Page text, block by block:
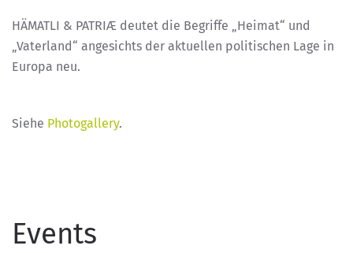
HÄMATLI & PATRIÆ deutet die Begriffe „Heimat“ und
„Vaterland“ angesichts der aktuellen politischen Lage in
Europa neu.
Siehe Photogallery.
Events